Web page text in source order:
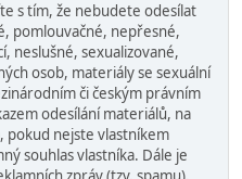
s tím, že nebudete odesílat
pomlouvačné, nepřesné,
neslušné, sexualizované,
osob, materiály se sexuální
či českým právním
odesílání materiálů, na
pokud nejste vlastníkem
souhlas vlastníka. Dále je